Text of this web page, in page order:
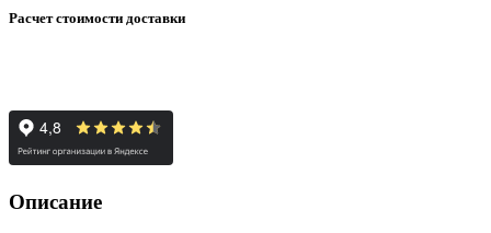
Расчет стоимости доставки
Описание